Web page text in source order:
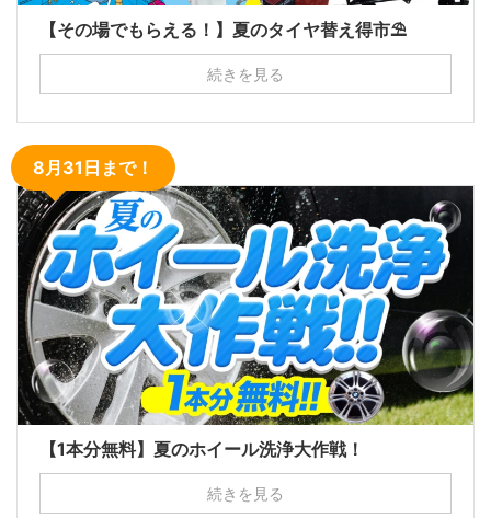
【その場でもらえる！】夏のタイヤ替え得市⛱
続きを見る
8月31日まで！
【1本分無料】夏のホイール洗浄大作戦！
続きを見る